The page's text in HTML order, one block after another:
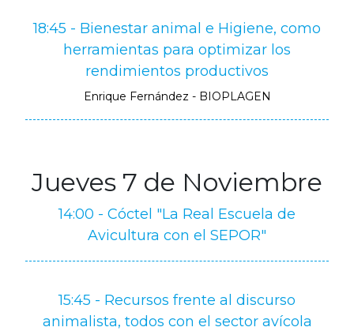
18:45 - Bienestar animal e Higiene, como
herramientas para optimizar los
rendimientos productivos
Enrique Fernández - BIOPLAGEN
Jueves 7 de Noviembre
14:00 - Cóctel "La Real Escuela de
Avicultura con el SEPOR"
15:45 - Recursos frente al discurso
animalista, todos con el sector avícola